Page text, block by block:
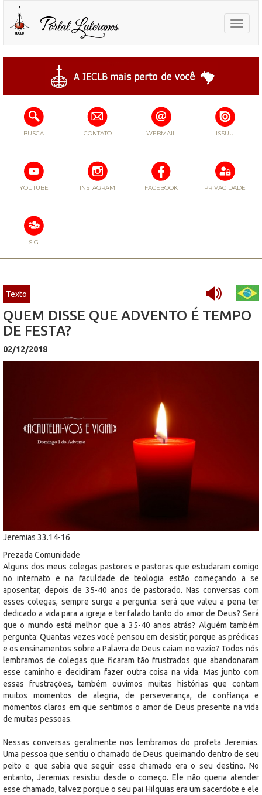
Toggle
BUSCA CONTATO WEBMAIL ISSUU
YOUTUBE INSTAGRAM FACEBOOK PRIVACIDADE
SIG
Texto
QUEM DISSE QUE ADVENTO É TEMPO
DE FESTA?
02/12/2018
Jeremias 33.14-16
Prezada Comunidade
Alguns dos meus colegas pastores e pastoras que estudaram comigo
no internato e na faculdade de teologia estão começando a se
aposentar, depois de 35-40 anos de pastorado. Nas conversas com
esses colegas, sempre surge a pergunta: será que valeu a pena ter
dedicado a vida para a igreja e ter falado tanto do amor de Deus? Será
que o mundo está melhor que a 35-40 anos atrás? Alguém também
pergunta: Quantas vezes você pensou em desistir, porque as prédicas
e os ensinamentos sobre a Palavra de Deus caiam no vazio? Todos nós
lembramos de colegas que ficaram tão frustrados que abandonaram
esse caminho e decidiram fazer outra coisa na vida. Mas junto com
essas frustrações, também ouvimos muitas histórias que contam
muitos momentos de alegria, de perseverança, de confiança e
momentos claros em que sentimos o amor de Deus presente na vida
de muitas pessoas.
Nessas conversas geralmente nos lembramos do profeta Jeremias.
Uma pessoa que sentiu o chamado de Deus queimando dentro de seu
peito e que sabia que seguir esse chamado era o seu destino. No
entanto, Jeremias resistiu desde o começo. Ele não queria atender
esse chamado, talvez porque o seu pai Hilquias era um sacerdote e ele